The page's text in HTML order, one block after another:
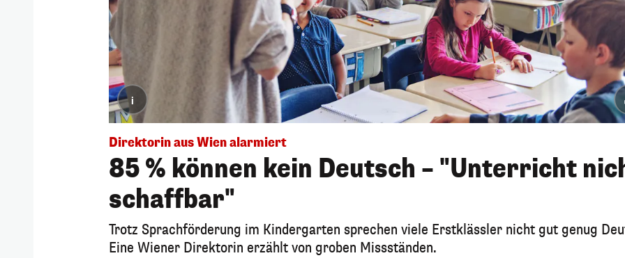
i
Direktorin aus Wien alarmiert
85 % können kein Deutsch – "Unterricht
schaffbar"
Trotz Sprachförderung im Kindergarten sprechen viele Erstklässler nicht gut genug
Eine Wiener Direktorin erzählt von groben Missständen.